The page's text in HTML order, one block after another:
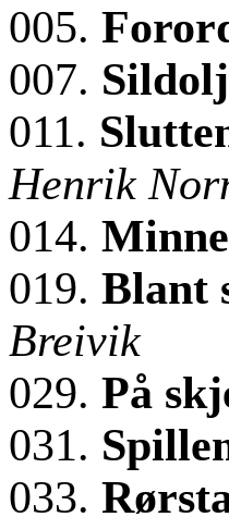
005.
007.
011.
Henrik
014.
019. Blant
Breivik
029. På
031.
033.